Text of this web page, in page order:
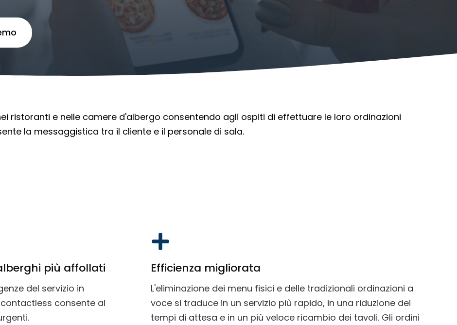
ristoranti e nelle camere d'albergo consentendo agli ospiti di effettuare le loro ordinazioni
la messaggistica tra il cliente e il personale di sala.
più affollati
del servizio in
consente al
Efficienza migliorata
L'eliminazione dei menu fisici e delle tradizionali ordinazioni a
voce si traduce in un servizio più rapido, in una riduzione dei
tempi di attesa e in un più veloce ricambio dei tavoli. Gli ordini